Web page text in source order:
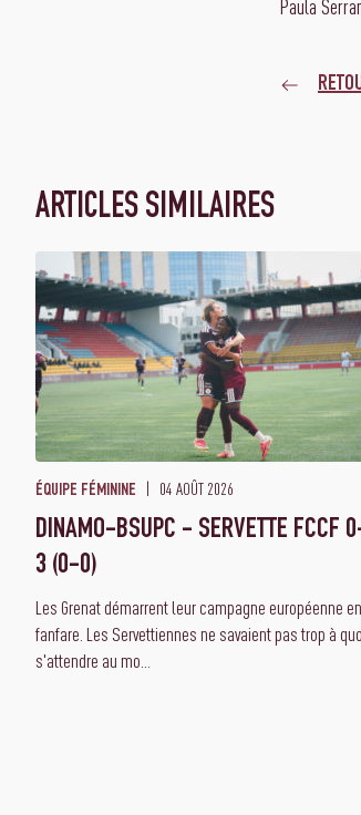
Paula
ARTICLES SIMILAIRES
ÉQUIPE FÉMININE 04 AOÛT 2026
DINAMO-BSUPC - SERVETTE FCCF
3 (0-0)
Les Grenat démarrent leur campagne européenne en
fanfare. Les Servettiennes ne savaient pas trop à
s'attendre au mo...